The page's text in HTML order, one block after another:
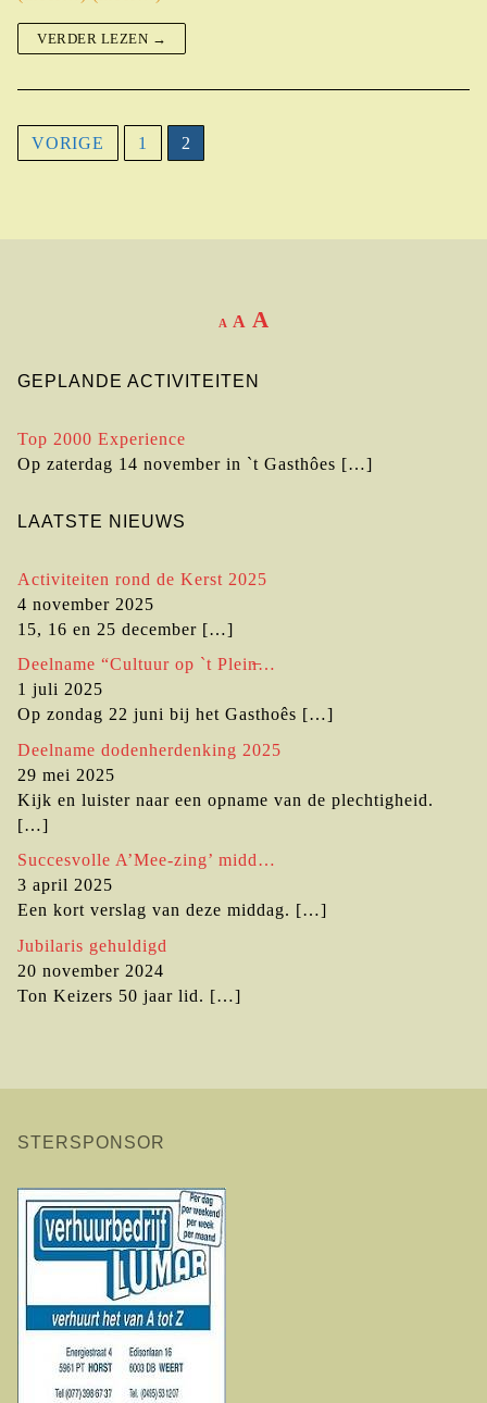
VERDER LEZEN →
VORIGE 1 2
A A A
GEPLANDE ACTIVITEITEN
Top 2000 Experience
Op zaterdag 14 november in `t Gasthôes […]
LAATSTE NIEUWS
Activiteiten rond de Kerst 2025
4 november 2025
15, 16 en 25 december […]
Deelname “Cultuur op `t Plein̶…
1 juli 2025
Op zondag 22 juni bij het Gasthoês […]
Deelname dodenherdenking 2025
29 mei 2025
Kijk en luister naar een opname van de plechtigheid.
[…]
Succesvolle A’Mee-zing’ midd…
3 april 2025
Een kort verslag van deze middag. […]
Jubilaris gehuldigd
20 november 2024
Ton Keizers 50 jaar lid. […]
STERSPONSOR